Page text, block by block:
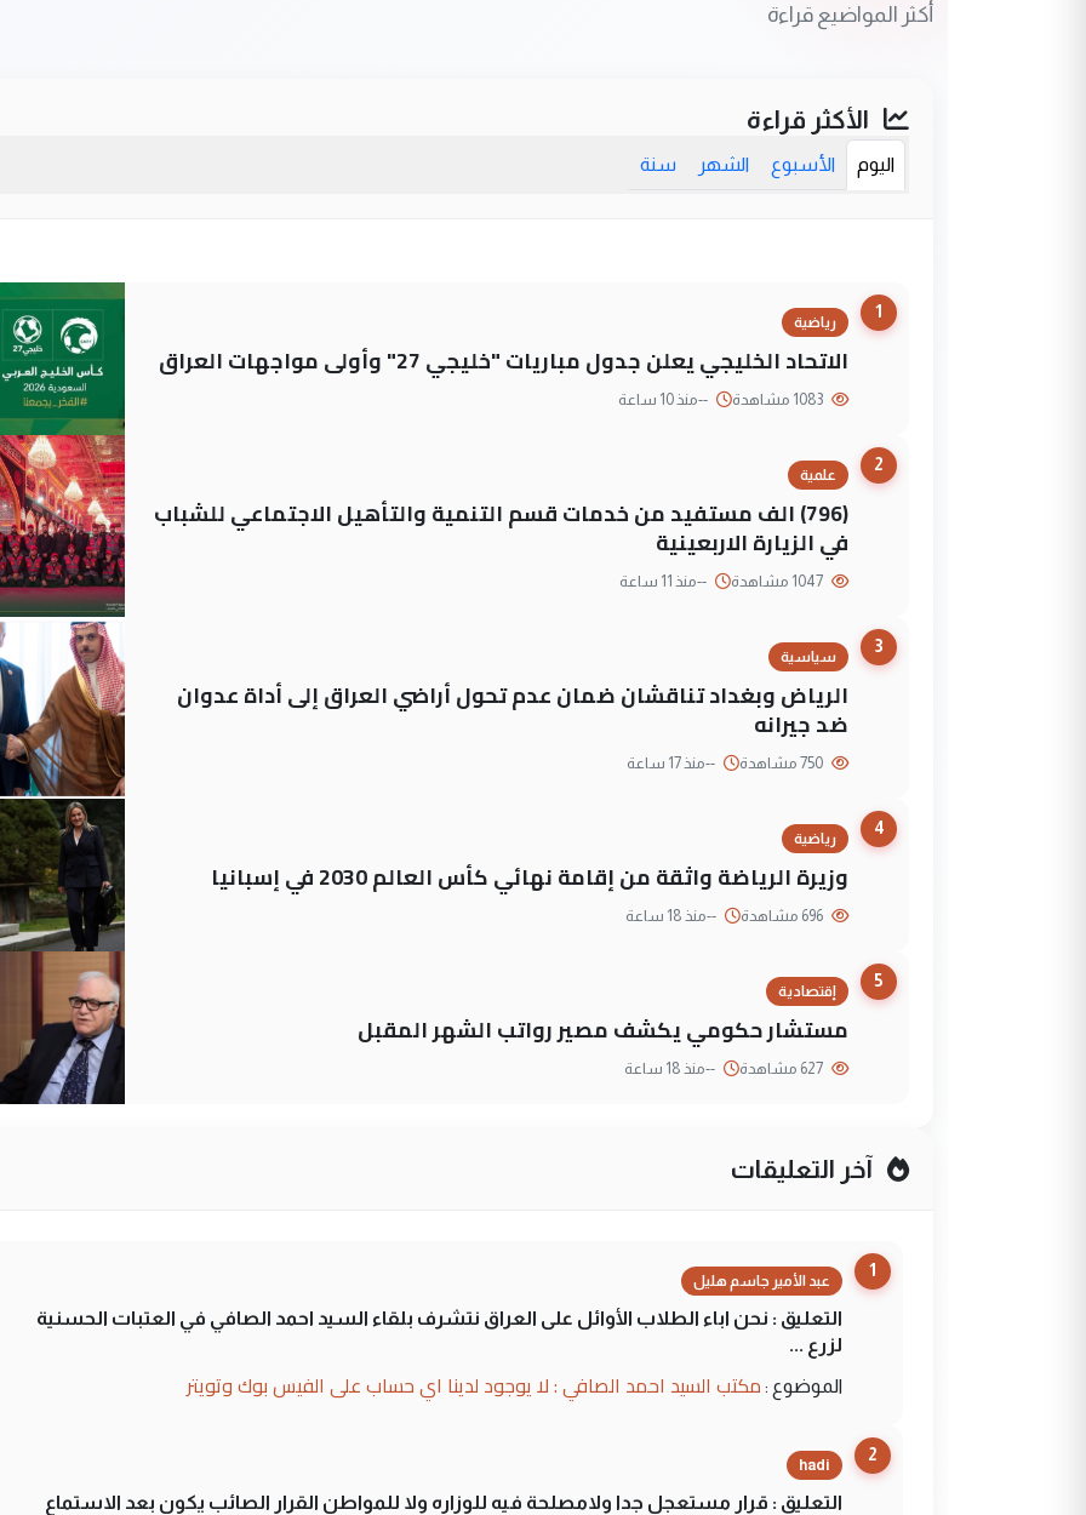
أكثر المواضيع قراءة
الأكثر قراءة
اليوم الأسبوع الشهر سنة
1
رياضية
الاتحاد الخليجي يعلن جدول مباريات "خليجي 27" وأولى مواجهات العراق
--منذ 10 ساعة
2
علمية
(796) الف مستفيد من خدمات قسم التنمية والتأهيل الاجتماعي للشباب
في الزيارة الاربعينية
--منذ 11 ساعة
3
سياسية
الرياض وبغداد تناقشان ضمان عدم تحول أراضي العراق إلى أداة عدوان
ضد جيرانه
--منذ 17 ساعة
4
رياضية
وزيرة الرياضة واثقة من إقامة نهائي كأس العالم 2030 في إسبانيا
--منذ 18 ساعة
5
إقتصادية
مستشار حكومي يكشف مصير رواتب الشهر المقبل
--منذ 18 ساعة
آخر التعليقات
1
عبد الأمير جاسم هليل
التعليق : نحن اباء الطلاب الأوائل على العراق نتشرف بلقاء السيد احمد الصافي في العتبات الحسنية
لزرع ...
الموضوع : مكتب السيد احمد الصافي : لا يوجود لدينا اي حساب على الفيس بوك وتويتر
2
hadi
التعليق : قرار مستعجل جدا ولامصلحة فيه للوزاره ولا للمواطن القرار الصائب يكون بعد الاستماع